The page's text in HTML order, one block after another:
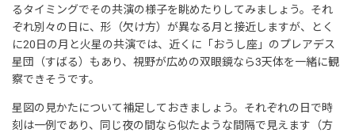
るタイミングでその共演の様子を眺めたりしてみましょう。それ
ぞれ別々の日に、形（欠け方）が異なる月と接近しますが、とく
に20日の月と火星の共演では、近くに「おうし座」のプレアデス
星団（すばる）もあり、視野が広めの双眼鏡なら3天体を一緒に観
察できそうです。
星図の見かたについて補足しておきましょう。それぞれの日で時
刻は一例であり、同じ夜の間なら似たような間隔で見えます（方